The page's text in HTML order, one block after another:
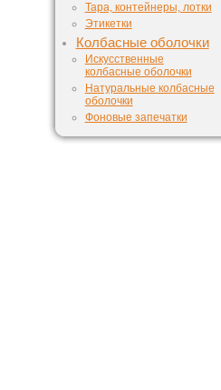
Тара, контейнеры, лотки
Этикетки
Колбасные оболочки
Искусственные
колбасные оболочки
Натуральные колбасные
оболочки
Фоновые запечатки